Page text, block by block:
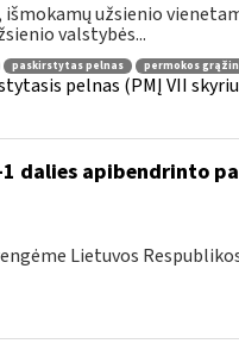
išmokamų užsienio
valstybės...
paskirstytas pelnas permokos
pelnas (PMĮ VII
dalies apibendrinto
Lietuvos